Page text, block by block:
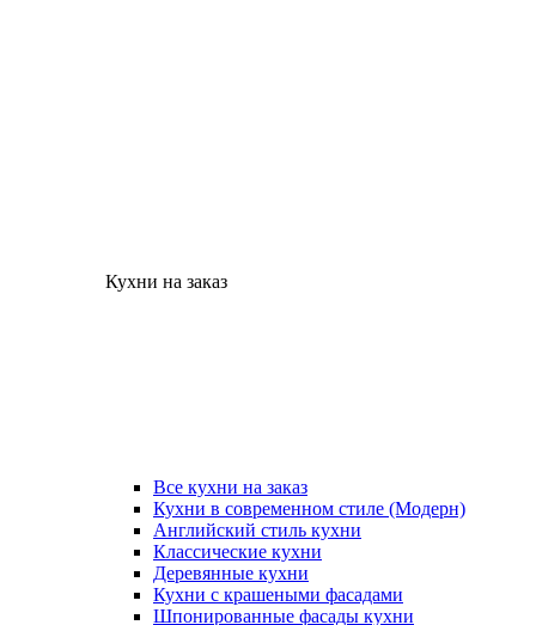
Кухни на заказ
Все кухни на заказ
Кухни в современном стиле (Модерн)
Английский стиль кухни
Классические кухни
Деревянные кухни
Кухни с крашеными фасадами
Шпонированные фасады кухни